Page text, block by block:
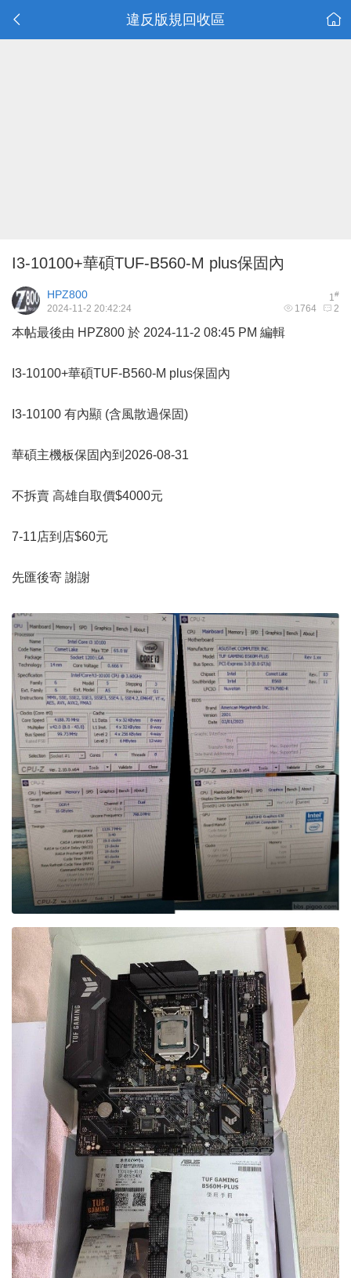
違反版規回收區
I3-10100+華碩TUF-B560-M plus保固內
1#
HPZ800
1764 2
2024-11-2 20:42:24
本帖最後由 HPZ800 於 2024-11-2 08:45 PM 編輯
I3-10100+華碩TUF-B560-M plus保固內
I3-10100 有內顯 (含風散過保固)
華碩主機板保固內到2026-08-31
不拆賣 高雄自取價$4000元
7-11店到店$60元
先匯後寄 謝謝